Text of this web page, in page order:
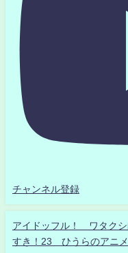
チャンネル登録
アイドッフル！ ワタク
すき！23 ひうらのアニ